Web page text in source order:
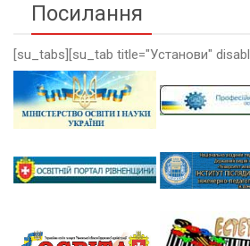
Посилання
[su_tabs][su_tab title="Установи"